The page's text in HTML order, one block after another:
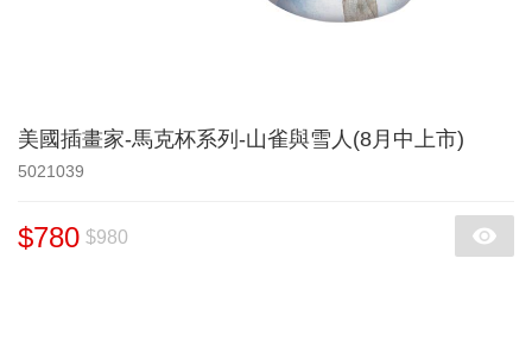
美國插畫家-馬克杯系列-山雀與雪人(8月中上市)
5021039
$780 $980